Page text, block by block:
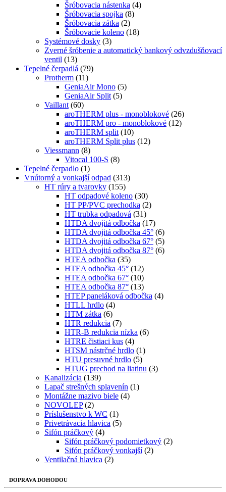
Šróbovacia nástenka (4)
Šróbovacia spojka (8)
Šróbovacia zátka (2)
Šróbovacie koleno (18)
Systémové dosky (3)
Zverné šróbenie a automatický bankový odvzdušňovací
ventil (13)
Tepelné čerpadlá (79)
Protherm (11)
GeniaAir Mono (5)
GeniaAir Split (5)
Vaillant (60)
aroTHERM plus - monoblokové (26)
aroTHERM pro - monoblokové (12)
aroTHERM split (10)
aroTHERM Split plus (12)
Viessmann (8)
Vitocal 100-S (8)
Tepelné čerpadlo (1)
Vnútorný a vonkajší odpad (313)
HT rúry a tvarovky (155)
HT odpadové koleno (30)
HT PP/PVC prechodka (2)
HT trubka odpadová (31)
HTDA dvojitá odbočka (17)
HTDA dvojitá odbočka 45° (6)
HTDA dvojitá odbočka 67° (5)
HTDA dvojitá odbočka 87° (6)
HTEA odbočka (35)
HTEA odbočka 45° (12)
HTEA odbočka 67° (10)
HTEA odbočka 87° (13)
HTEP paneláková odbočka (4)
HTLL hrdlo (4)
HTM zátka (6)
HTR redukcia (7)
HTR-B redukcia nízka (6)
HTRE čistiaci kus (4)
HTSM nástrčné hrdlo (1)
HTU presuvné hrdlo (5)
HTUG prechod na liatinu (3)
Kanalizácia (139)
Lapač strešných splavenín (1)
Montážne mazivo biele (4)
NOVOLEP (2)
Príslušenstvo k WC (1)
Privetrávacia hlavica (5)
Sifón práčkový (4)
Sifón práčkový podomietkový (2)
Sifón práčkový vonkajší (2)
Ventilačná hlavica (2)
DOPRAVA DOHODOU